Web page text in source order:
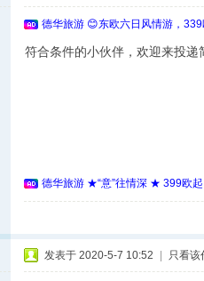
德华旅游 😊东欧六日风情游，
符合条件的小伙伴，欢迎来投递
德华旅游 ★“意”往情深 ★ 399欧
发表于 2020-5-7 10:52 只看该